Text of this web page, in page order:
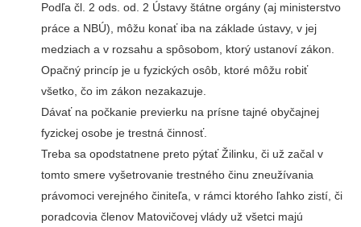
Podľa čl. 2 ods. od. 2 Ústavy štátne orgány (aj ministerstvo
práce a NBÚ), môžu konať iba na základe ústavy, v jej
medziach a v rozsahu a spôsobom, ktorý ustanoví zákon.
Opačný princíp je u fyzických osôb, ktoré môžu robiť
všetko, čo im zákon nezakazuje.
Dávať na počkanie previerku na prísne tajné obyčajnej
fyzickej osobe je trestná činnosť.
Treba sa opodstatnene preto pýtať Žilinku, či už začal v
tomto smere vyšetrovanie trestného činu zneužívania
právomoci verejného činiteľa, v rámci ktorého ľahko zistí, či
poradcovia členov Matovičovej vlády už všetci majú